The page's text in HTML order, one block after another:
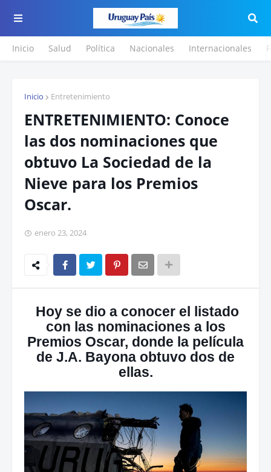
Inicio Salud Política Nacionales Internacionales
Inicio Entretenimiento
ENTRETENIMIENTO: Conoce
las dos nominaciones que
obtuvo La Sociedad de la
Nieve para los Premios
Oscar.
enero 23, 2024
Hoy se dio a conocer el listado
con las nominaciones a los
Premios Oscar, donde la película
de J.A. Bayona obtuvo dos de
ellas.